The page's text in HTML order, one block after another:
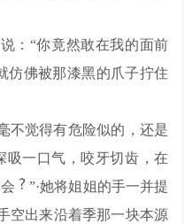
：“你竟然敢在我的面前
仿佛被那漆黑的爪子拧住
觉得有危险似的，还是
吸一口气，咬牙切齿，在
”·她将姐姐的手一并提
空出来沿着季那一块本源